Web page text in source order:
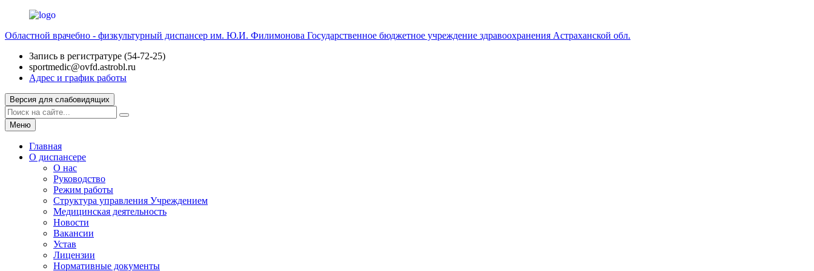
Областной врачебно - физкультурный диспансер им. Ю.И. Филимонова Государственное бюджетное учреждение здравоохранения Астраханской обл.
Запись в регистратуре (54-72-25)
sportmedic@ovfd.astrobl.ru
Адрес и график работы
Версия для слабовидящих
Меню
Главная
О диспансере
О нас
Руководство
Режим работы
Структура управления Учреждением
Медицинская деятельность
Новости
Вакансии
Устав
Лицензии
Нормативные документы